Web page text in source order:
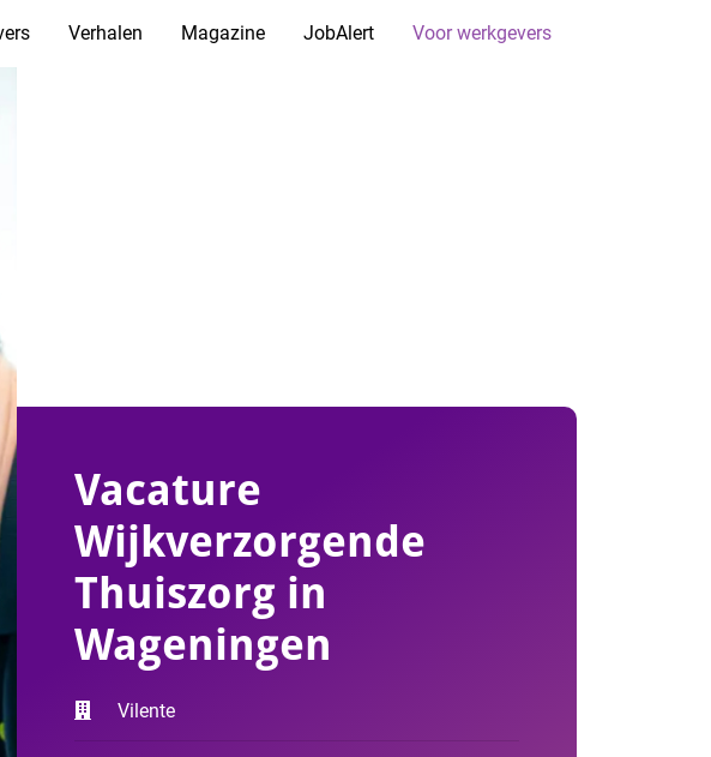
Verhalen Magazine JobAlert Voor werkgevers
Vacature
Wijkverzorgende
Thuiszorg in
Wageningen
Vilente